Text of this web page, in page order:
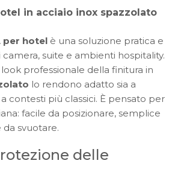
in acciaio inox spazzolato
per hotel è una soluzione pratica e
suite e ambienti hospitality.
professionale della finitura in
lo rendono adatto sia a
contesti più classici. È pensato per
facile da posizionare, semplice
svuotare.
delle